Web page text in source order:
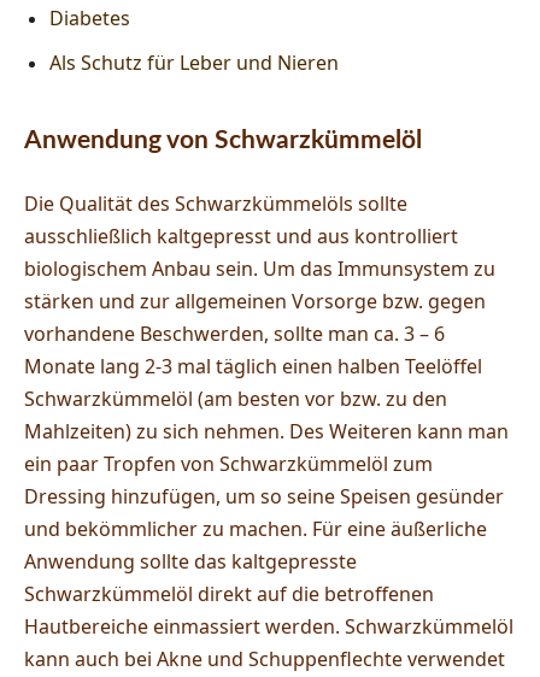
Diabetes
Als Schutz für Leber und Nieren
Anwendung von Schwarzkümmelöl
Die Qualität des Schwarzkümmelöls sollte
ausschließlich kaltgepresst und aus kontrolliert
biologischem Anbau sein. Um das Immunsystem zu
stärken und zur allgemeinen Vorsorge bzw. gegen
vorhandene Beschwerden, sollte man ca. 3 – 6
Monate lang 2-3 mal täglich einen halben Teelöffel
Schwarzkümmelöl (am besten vor bzw. zu den
Mahlzeiten) zu sich nehmen. Des Weiteren kann man
ein paar Tropfen von Schwarzkümmelöl zum
Dressing hinzufügen, um so seine Speisen gesünder
und bekömmlicher zu machen. Für eine äußerliche
Anwendung sollte das kaltgepresste
Schwarzkümmelöl direkt auf die betroffenen
Hautbereiche einmassiert werden. Schwarzkümmelöl
kann auch bei Akne und Schuppenflechte verwendet